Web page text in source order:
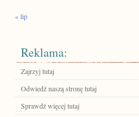
« lip
Reklama:
Zajrzyj tutaj
Odwiedź naszą stronę tutaj
Sprawdź więcej tutaj